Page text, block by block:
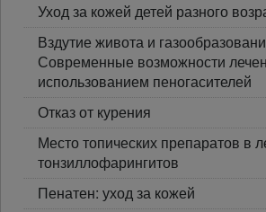
Уход за кожей детей разного
Вздутие живота и
Современные возможности
использованием пеногасителей
Отказ от курения
Место топических препаратов в
тонзиллофарингитов
Пенатен: уход за кожей